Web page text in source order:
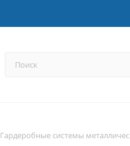
Гардеробные системы